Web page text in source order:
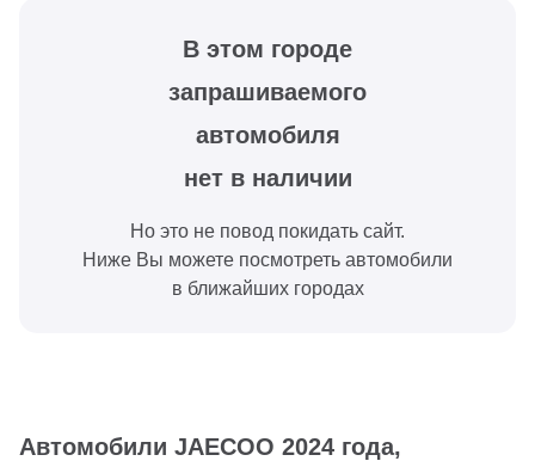
В этом городе
запрашиваемого
автомобиля
нет в наличии
Но это не повод покидать сайт.
Ниже Вы можете посмотреть автомобили
в ближайших городах
Автомобили JAECOO 2024 года,